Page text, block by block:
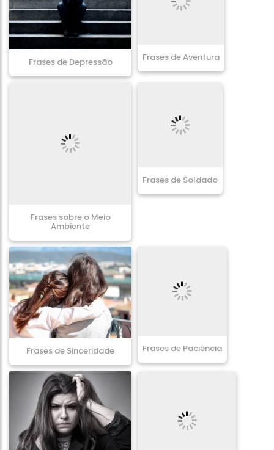
Frases de Depressão Frases de Aventura
Frases sobre o Meio
Ambiente
Frases de Soldado
Frases de Sinceridade Frases de Paciência